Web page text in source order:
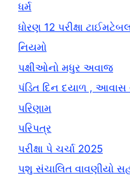
ધર્મ
ધોરણ 12 પરીક્ષા
નિયમો
પક્ષીઓનો મધુર અવાજ
પંડિત દિન દયાળ , આવાસ
પરિણામ
પરિપત્ર
પરીક્ષા પે ચર્ચા 2025
પશુ સંચાલિત વાવણીયો